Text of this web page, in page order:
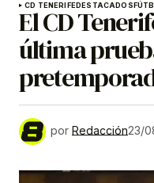
CD TENERIFEDESTACADOS
El CD
última
por Redacción23/